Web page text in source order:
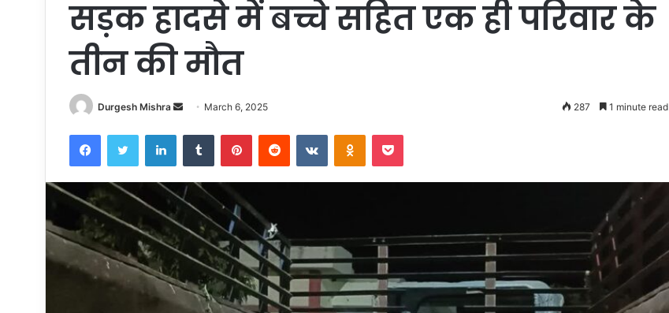
सड़क हादसे में बच्चे सहित एक ही परिवार के
तीन की मौत
Durgesh Mishra
Send
email
March 6, 2025 287 1 minute read
FacebookTwitterLinkedInTumblrPinterestRedditVKontakteOdnoklassniki
Pocket